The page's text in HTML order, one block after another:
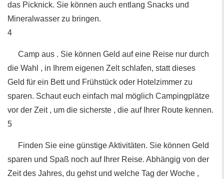
das Picknick. Sie können auch entlang Snacks und
Mineralwasser zu bringen.
4
Camp aus . Sie können Geld auf eine Reise nur durch
die Wahl , in Ihrem eigenen Zelt schlafen, statt dieses
Geld für ein Bett und Frühstück oder Hotelzimmer zu
sparen. Schaut euch einfach mal möglich Campingplätze
vor der Zeit , um die sicherste , die auf Ihrer Route kennen.
5
Finden Sie eine günstige Aktivitäten. Sie können Geld
sparen und Spaß noch auf Ihrer Reise. Abhängig von der
Zeit des Jahres, du gehst und welche Tag der Woche ,